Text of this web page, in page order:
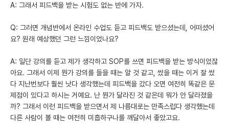
A: 그래서 피드백을 받는 시험도 없는 반에 가자.
Q: 그러면 개념반에서 온라인 수업도 듣고 피드백도 받으셨는데, 어떠셨어
요? 원래 예상했던 그런 느낌이었나요?
A: 일단 강의를 듣고 제가 생각하고 SOP를 쓰면 피드백을 받는 방식이었잖
아요. 그래서 이제 뭔가 강의를 들을 때는 알 것 같고, 썼을 때는 이거 잘 썼
다 지난번보다 훨씬 낫다 생각했는데 피드백을 갔다 오면 여전히 똑같은 문
제점이 있다고 하시는 거예요. 난 뭔가 달라진 것 같은데 뭐가 안 달라졌을
까? 그래서 이런 피드백을 받으면서 제 나름대로는 만족스럽다 생각했는데
다른 사람이 볼 때는 여전히 미흡하구나를 깨달아서 좋았고요.